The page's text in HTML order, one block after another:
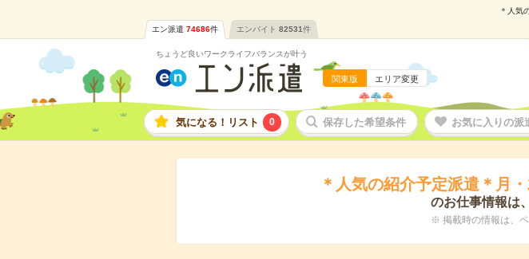
＊人気
エン派遣 74686件 エンバイト 82531件
ちょうど良いワークライフバランスが叶う
関東版 エリア変更
気になる！リスト 0 保存した希望条件 お気に入りの派
＊人気の紹介予定派遣＊月
のお仕事情報は
※ 掲載時の情報は、